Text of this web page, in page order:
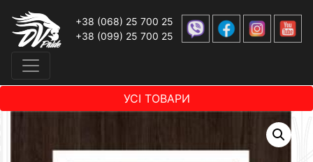
+38 (068) 25 700 25
+38 (099) 25 700 25
УСІ ТОВАРИ